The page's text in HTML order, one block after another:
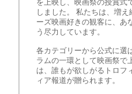
を上映し、映画祭の授賞式
しました。 私たちは、増
ーズ映画好きの観客に、あ
う尽力しています。
各カテゴリーから公式に選
ラムの一環として映画祭で
は、誰もが欲しがるトロフ
ィア報道が贈られます。